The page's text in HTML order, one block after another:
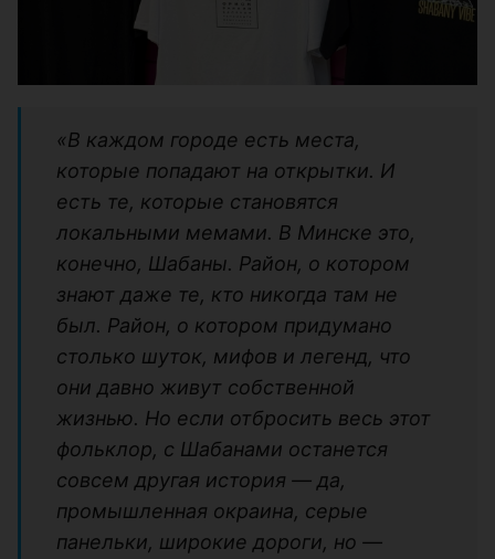
«В каждом городе есть места,
которые попадают на открытки. И
есть те, которые становятся
локальными мемами. В Минске это,
конечно, Шабаны. Район, о котором
знают даже те, кто никогда там не
был. Район, о котором придумано
столько шуток, мифов и легенд, что
они давно живут собственной
жизнью. Но если отбросить весь этот
фольклор, с Шабанами останется
совсем другая история — да,
промышленная окраина, серые
панельки, широкие дороги, но —